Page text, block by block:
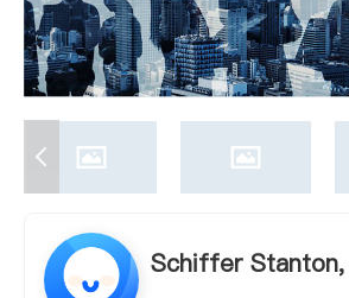
Schiffer Stanton,